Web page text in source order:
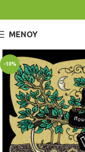
ΜΕΝΟΎ
-10%